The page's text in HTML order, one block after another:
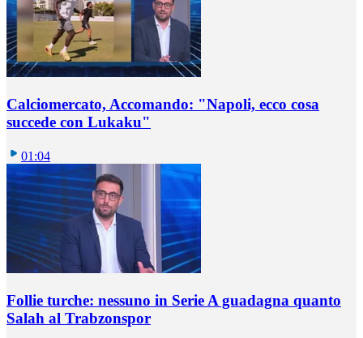
Calciomercato, Accomando: "Napoli, ecco cosa
succede con Lukaku"
01:04
Follie turche: nessuno in Serie A guadagna quanto
Salah al Trabzonspor